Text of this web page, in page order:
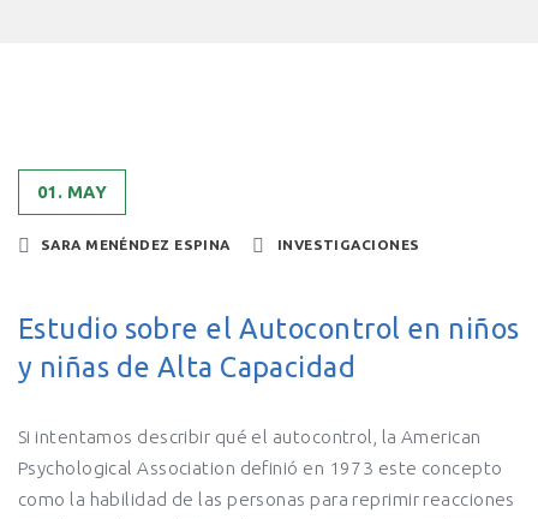
01. MAY
SARA MENÉNDEZ ESPINA INVESTIGACIONES
Estudio sobre el Autocontrol en niños
y niñas de Alta Capacidad
Si intentamos describir qué el autocontrol, la American
Psychological Association definió en 1973 este concepto
como la habilidad de las personas para reprimir reacciones